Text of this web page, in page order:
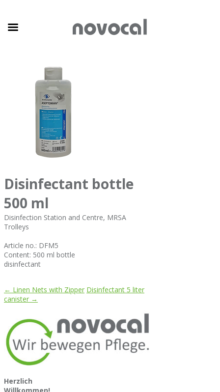
Disinfectant bottle
500 ml
Disinfection Station and Centre, MRSA
Trolleys
Article no.: DFM5
Content: 500 ml bottle
disinfectant
← Linen Nets with Zipper Disinfectant 5 liter
canister →
Herzlich